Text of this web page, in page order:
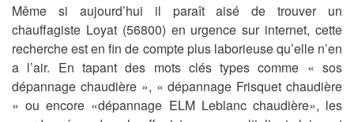
Même si aujourd’hui il paraît aisé de trouver un
chauffagiste Loyat (56800) en urgence sur internet, cette
recherche est en fin de compte plus laborieuse qu’elle n’en
a l’air. En tapant des mots clés types comme « sos
dépannage chaudière », « dépannage Frisquet chaudière
» ou encore «dépannage ELM Leblanc chaudière», les